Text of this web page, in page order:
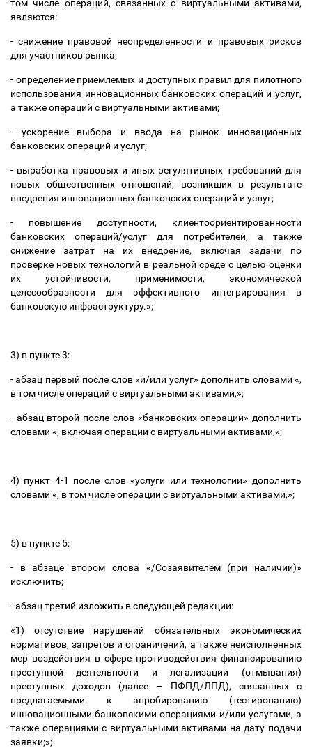
том числе операций, связанных с виртуальными активами,
являются:
- снижение правовой неопределенности и правовых рисков
для участников рынка;
- определение приемлемых и доступных правил для пилотного
использования инновационных банковских операций и услуг,
а также операций с виртуальными активами;
- ускорение выбора и ввода на рынок инновационных
банковских операций и услуг;
- выработка правовых и иных регулятивных требований для
новых общественных отношений, возникших в результате
внедрения инновационных банковских операций и услуг;
- повышение доступности, клиентоориентированности
банковских операций/услуг для потребителей, а также
снижение затрат на их внедрение, включая задачи по
проверке новых технологий в реальной среде с целью оценки
их устойчивости, применимости, экономической
целесообразности для эффективного интегрирования в
банковскую инфраструктуру.»;
3) в пункте 3:
- абзац первый после слов «и/или услуг» дополнить словами «,
в том числе операций с виртуальными активами,»;
- абзац второй после слов «банковских операций» дополнить
словами «, включая операции с виртуальными активами,»;
4) пункт 4-1 после слов «услуги или технологии» дополнить
словами «, в том числе операции с виртуальными активами,»;
5) в пункте 5:
- в абзаце втором слова «/Созаявителем (при наличии)»
исключить;
- абзац третий изложить в следующей редакции:
«1)отсутствие нарушений обязательных экономических
нормативов, запретов и ограничений, а также неисполненных
мер воздействия в сфере противодействия финансированию
преступной деятельности и легализации (отмывания)
преступных доходов (далее – ПФПД/ЛПД), связанных с
предлагаемыми к апробированию (тестированию)
инновационными банковскими операциями и/или услугами, а
также операциями с виртуальными активами на дату подачи
заявки;»;